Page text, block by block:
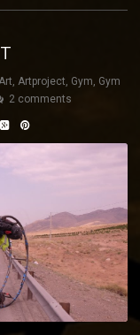
, Artproject, Gym, Gym
2 comments